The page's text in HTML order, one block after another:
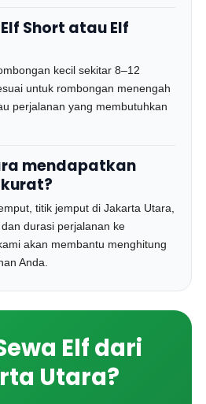
Short atau Elf
kecil sekitar 8–12
untuk rombongan menengah
perjalanan yang membutuhkan
mendapatkan
titik jemput di Jakarta Utara,
durasi perjalanan ke
akan membantu menghitung
Anda.
Elf dari
Utara?